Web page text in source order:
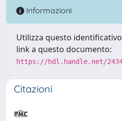
Informazioni
Utilizza questo
link a questo documento:
https://hdl.handle.net/
Citazioni